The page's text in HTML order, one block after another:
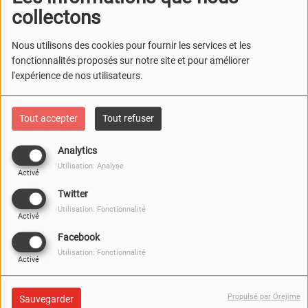
collectons
Nous utilisons des cookies pour fournir les services et les
fonctionnalités proposés sur notre site et pour améliorer
l'expérience de nos utilisateurs.
Tout accepter Tout refuser
Analytics
Activé
Utilisation: Analyse
Twitter
Activé
Utilisation: Fonctionnalité
Facebook
Activé
Utilisation: Fonctionnalité
Sauvegarder Propulsé par Orejime